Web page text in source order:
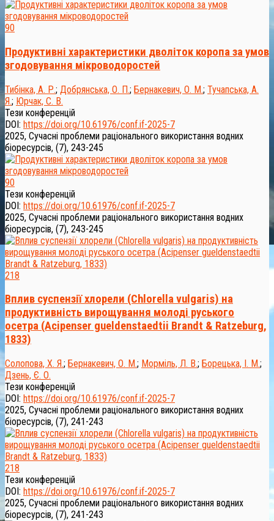
90
Продуктивні характеристики дволіток коропа за умов
згодовування мікроводоростей
Тибінка, А. Р.; Добрянська, О. П.; Бернакевич, О. М.; Тучапська, А.
Я.; Юрчак, С. В.
Тези конференцій
DOI: https://doi.org/10.61976/conf.if-2025-7
2025, Сучасні проблеми раціонального використання водних
біоресурсів, (7), 243-245
90
Тези конференцій
DOI: https://doi.org/10.61976/conf.if-2025-7
2025, Сучасні проблеми раціонального використання водних
біоресурсів, (7), 243-245
218
Вплив суспензії хлорели (Chlorella vulgaris) на
продуктивність вирощування молоді руського
осетра (Acipenser gueldenstaedtii Brandt & Ratzeburg,
1833)
Солопова, Х. Я.; Бернакевич, О. М.; Морміль, Л. В.; Борецька, І. М.;
Дзень, Є. О.
Тези конференцій
DOI: https://doi.org/10.61976/conf.if-2025-7
2025, Сучасні проблеми раціонального використання водних
біоресурсів, (7), 241-243
218
Тези конференцій
DOI: https://doi.org/10.61976/conf.if-2025-7
2025, Сучасні проблеми раціонального використання водних
біоресурсів, (7), 241-243